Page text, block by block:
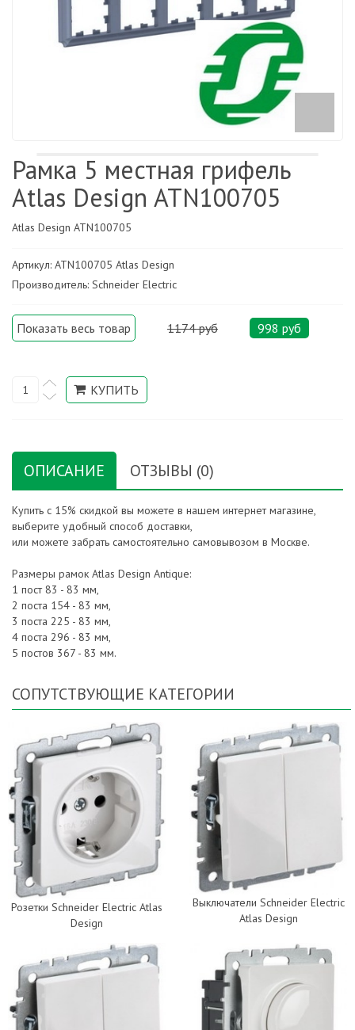
Рамка 5 местная грифель
Atlas Design ATN100705
Atlas Design ATN100705
Артикул: ATN100705 Atlas Design
Производитель: Schneider Electric
Показать весь товар 1174 руб 998 руб
ОПИСАНИЕ ОТЗЫВЫ (0)
Купить с 15% скидкой вы можете в нашем интернет магазине,
выберите удобный способ доставки,
или можете забрать самостоятельно самовывозом в Москве.
Размеры рамок Atlas Design Antique:
1 пост 83 - 83 мм,
2 поста 154 - 83 мм,
3 поста 225 - 83 мм,
4 поста 296 - 83 мм,
5 постов 367 - 83 мм.
СОПУТСТВУЮЩИЕ КАТЕГОРИИ
Розетки Schneider Electric Atlas
Design
Выключатели Schneider Electric
Atlas Design